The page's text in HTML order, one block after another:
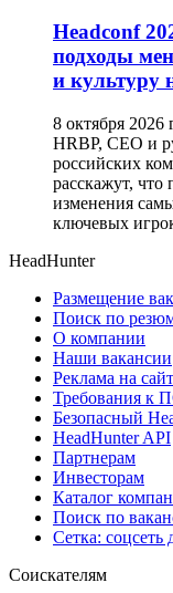
Headсonf
подходы
и культуру
8 октября
HRBP, СЕО и
российских
расскажут, что
изменения
ключевых
HeadHunter
Размещение
Поиск по
О компании
Наши вакансии
Реклама на
Требования к
Безопасный
HeadHunter API
Партнерам
Инвесторам
Каталог
Поиск по
Сетка: соцсеть
Соискателям